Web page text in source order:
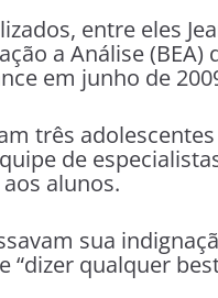
entre eles
a Análise (BEA)
em junho de
três
de
alunos.
sua
“dizer qualquer